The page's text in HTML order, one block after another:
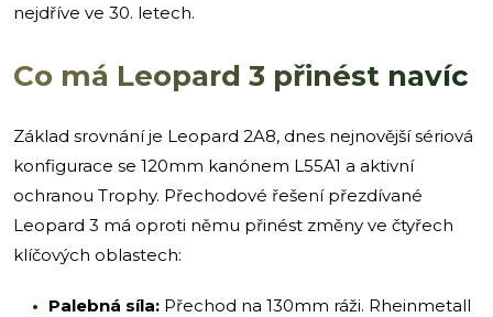
nejdříve ve 30. letech.
Co má Leopard 3 přinést navíc
Základ srovnání je Leopard 2A8, dnes nejnovější sériová
konfigurace se 120mm kanónem L55A1 a aktivní
ochranou Trophy. Přechodové řešení přezdívané
Leopard 3 má oproti němu přinést změny ve čtyřech
klíčových oblastech:
Palebná síla: Přechod na 130mm ráži. Rheinmetall